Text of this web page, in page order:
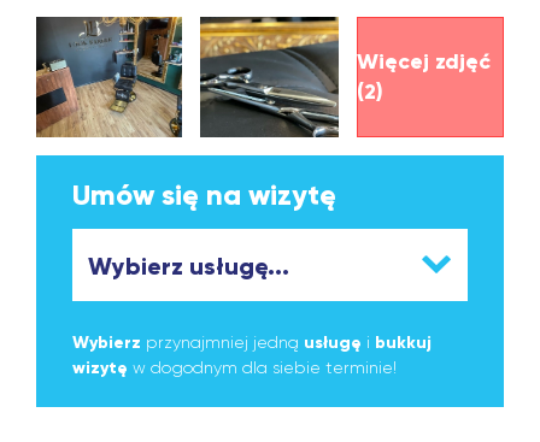
Więcej zdjęć
(2)
Umów się na wizytę
Wybierz przynajmniej jedną usługę i bukkuj
wizytę w dogodnym dla siebie terminie!